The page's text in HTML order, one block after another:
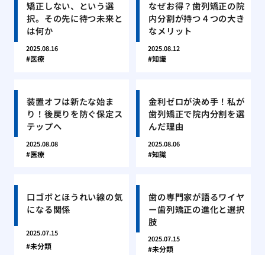
矯正しない、という選
択。その先に待つ未来と
は何か
2025.08.16
医療
なぜお得？歯列矯正の院
内分割が持つ４つの大き
なメリット
2025.08.12
知識
装置オフは新たな始ま
り！後戻りを防ぐ保定ス
テップへ
2025.08.08
医療
金利ゼロが決め手！私が
歯列矯正で院内分割を選
んだ理由
2025.08.06
知識
口ゴボとほうれい線の気
になる関係
2025.07.15
未分類
歯の専門家が語るワイヤ
ー歯列矯正の進化と選択
肢
2025.07.15
未分類